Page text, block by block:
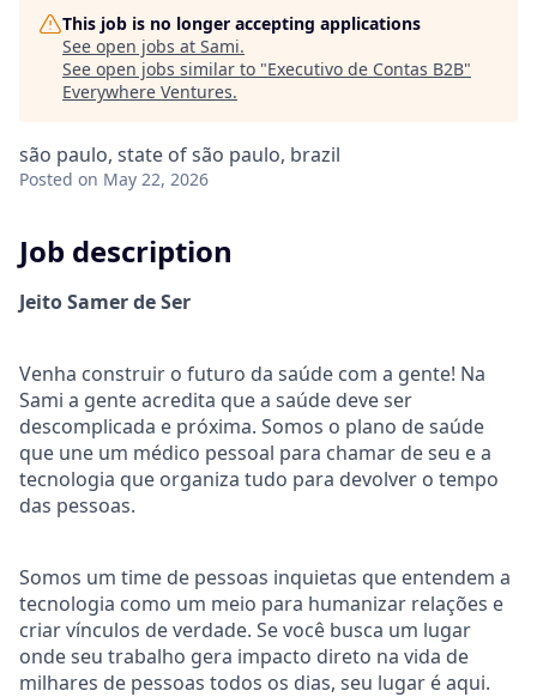
This job is no longer accepting applications
See open jobs at Sami.
See open jobs similar to "Executivo de Contas B2B"
Everywhere Ventures.
são paulo, state of são paulo, brazil
Posted on May 22, 2026
Job description
Jeito Samer de Ser
Venha construir o futuro da saúde com a gente! Na
Sami a gente acredita que a saúde deve ser
descomplicada e próxima. Somos o plano de saúde
que une um médico pessoal para chamar de seu e a
tecnologia que organiza tudo para devolver o tempo
das pessoas.
Somos um time de pessoas inquietas que entendem a
tecnologia como um meio para humanizar relações e
criar vínculos de verdade. Se você busca um lugar
onde seu trabalho gera impacto direto na vida de
milhares de pessoas todos os dias, seu lugar é aqui.